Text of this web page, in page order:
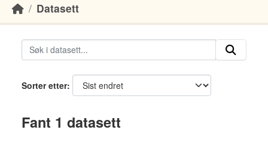
Datasett
Sorter etter
Fant 1 datasett